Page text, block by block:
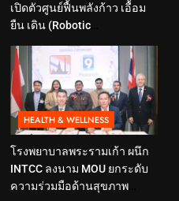
เปิดตัวศูนย์ฟื้นพลังก้าว เอื้อม
ยืน เดิน (Robotic
Rehabilitation Center) นำ
เทคโนโลยีสุดล้ำ หุ่นยนต์ฝึก
เดิน มาเพิ่มประสิทธิภาพ
HEALTH & WELLNESS
โรงพยาบาลพระรามเก้า ผนึก
INTCC ลงนาม MOU ยกระดับ
ความร่วมมือด้านสุขภาพ